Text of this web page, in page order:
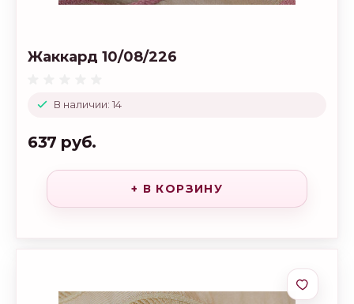
В наличии: 14
Жаккард 10/08/226
637 руб.
+ В КОРЗИНУ